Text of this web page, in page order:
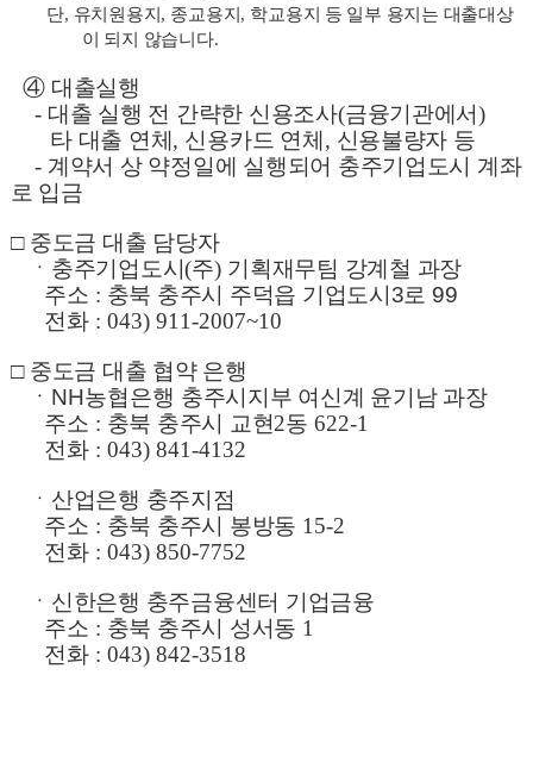
단, 유치원용지, 종교용지, 학교용지 등 일부 용지는 대출대상
이 되지 않습니다.
④ 대출실행
- 대출 실행 전 간략한 신용조사(금융기관에서)
타 대출 연체, 신용카드 연체, 신용불량자 등
- 계약서 상 약정일에 실행되어 충주기업도시 계좌
로 입금
□ 중도금 대출 담당자
ㆍ 충주기업도시(주) 기획재무팀 강계철 과장
주소 : 충북 충주시 주덕읍 기업도시3로 99
전화 : 043) 911-2007~10
□ 중도금 대출 협약 은행
ㆍNH농협은행 충주시지부 여신계 윤기남 과장
주소 : 충북 충주시 교현2동 622-1
전화 : 043) 841-4132
ㆍ 산업은행 충주지점
주소 : 충북 충주시 봉방동 15-2
전화 : 043) 850-7752
ㆍ 신한은행 충주금융센터 기업금융
주소 : 충북 충주시 성서동 1
전화 : 043) 842-3518